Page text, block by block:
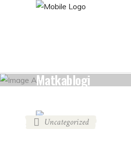
Matkablogi
Uncategorized